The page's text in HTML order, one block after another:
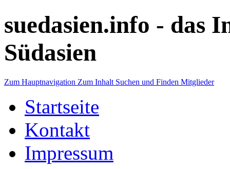
suedasien.info - das
Südasien
Zum Hauptnavigation Zum Inhalt Suchen und Finden Mitglieder
Startseite
Kontakt
Impressum